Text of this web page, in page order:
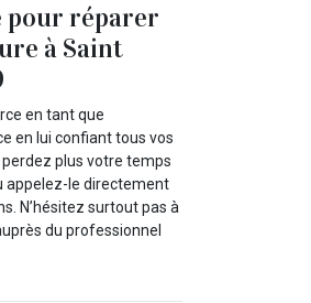
pour réparer
à Saint
en tant que
en lui confiant tous vos
plus votre temps
appelez-le directement
N’hésitez surtout pas à
du professionnel